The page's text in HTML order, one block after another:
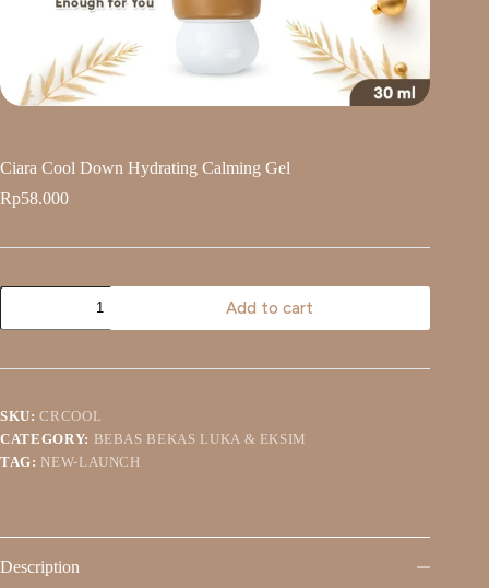
Ciara Cool Down Hydrating Calming Gel
Rp58.000
Add to cart
SKU:CRCOOL
CATEGORY: BEBAS BEKAS LUKA & EKSIM
TAG: NEW-LAUNCH
Description